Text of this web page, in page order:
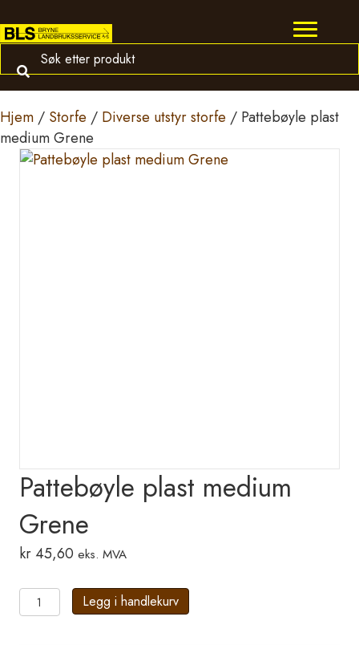
Hjem / Storfe / Diverse utstyr storfe / Pattebøyle plast
medium Grene
Pattebøyle plast medium
Grene
kr 45,60 eks. MVA
Pattebøyle
plast
Legg i handlekurv